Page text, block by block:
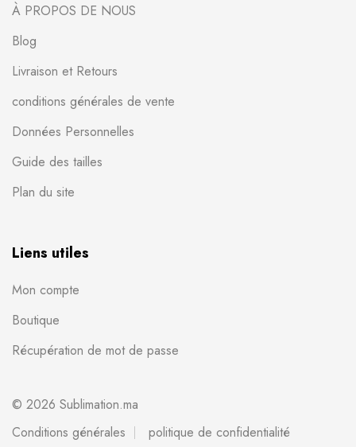
À PROPOS DE NOUS
Blog
Livraison et Retours
conditions générales de vente
Données Personnelles
Guide des tailles
Plan du site
Liens utiles
Mon compte
Boutique
Récupération de mot de passe
© 2026 Sublimation.ma
Conditions générales
politique de confidentialité